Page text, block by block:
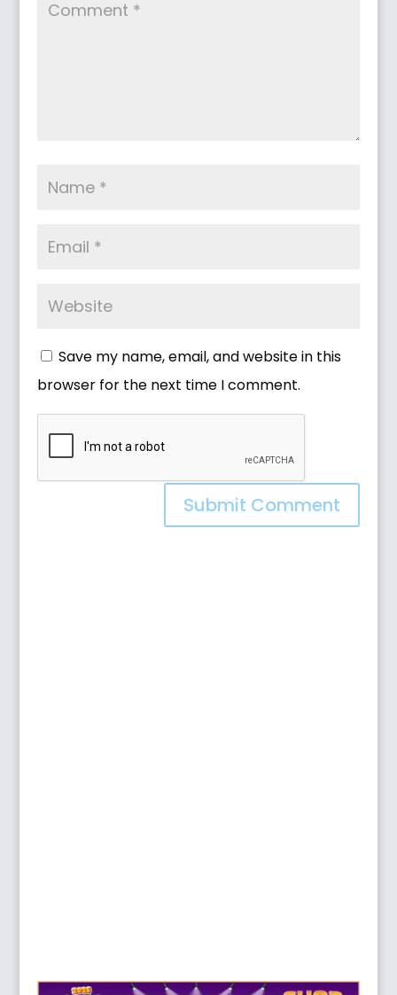
Save my name, email, and website in this
browser for the next time I comment.
Submit Comment